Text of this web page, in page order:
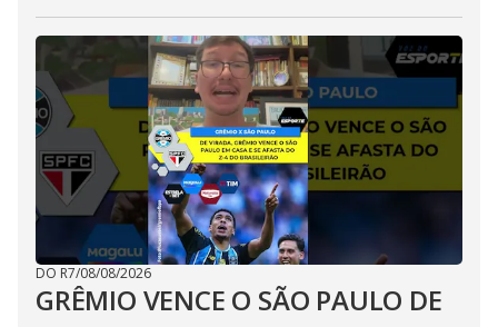
DO R7/08/08/2026
GRÊMIO VENCE O SÃO PAULO DE